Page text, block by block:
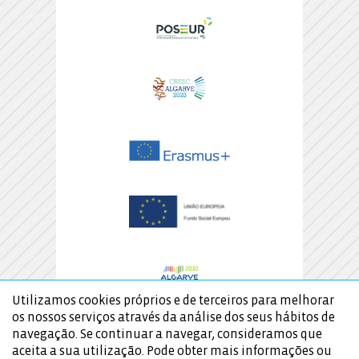
Utilizamos cookies próprios e de terceiros para melhorar
os nossos serviços através da análise dos seus hábitos de
navegação. Se continuar a navegar, consideramos que
aceita a sua utilização. Pode obter mais informações ou